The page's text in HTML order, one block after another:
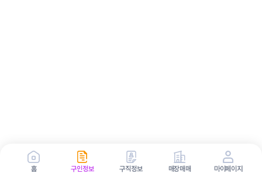
홈 구인정보 구직정보 매장매매 마이페이지